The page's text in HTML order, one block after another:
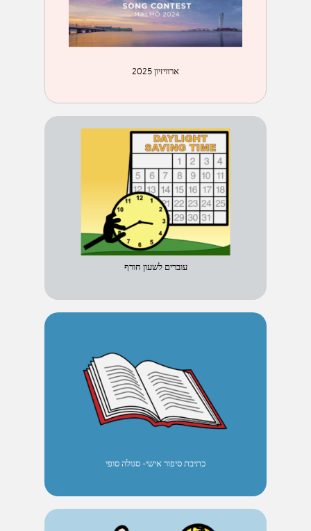
ארוויזיון 2025
עוברים לשעון חורף
כתיבת סיפור אישי- סגולה סופי